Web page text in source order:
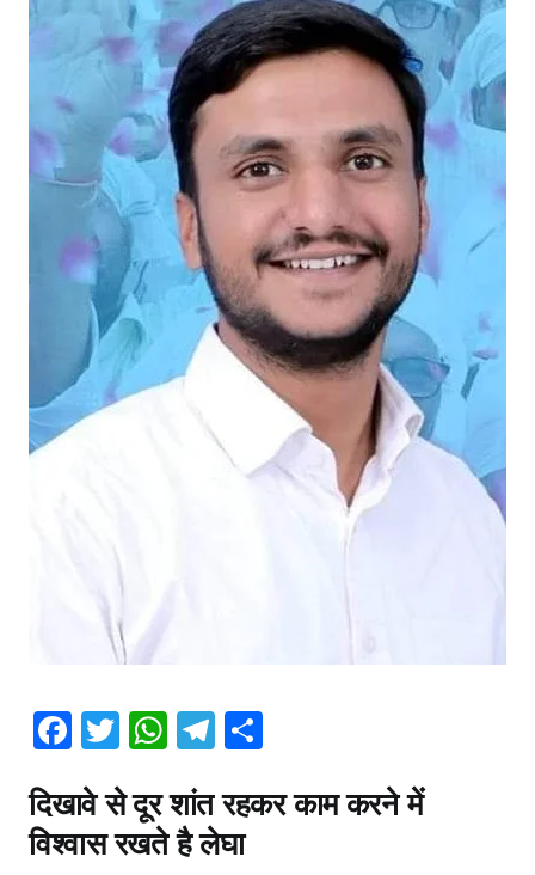
क
के
प्र
ब
ल
दा
वे
दा
र
3
)
रा
हु
ति
F
c
e
T
itt
er
W
at
s
T
e
gr
ar
दिखावे से दूर शांत रहकर काम करने में
विश्वास रखते है लेघा